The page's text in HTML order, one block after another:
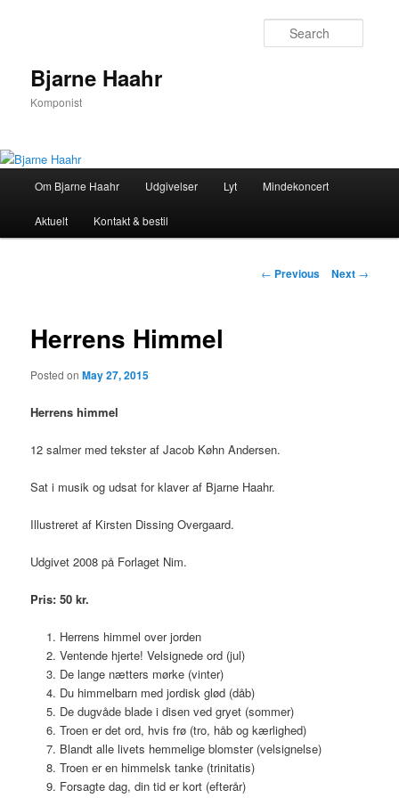
Bjarne Haahr
Komponist
Skip
to
Om Bjarne Haahr Udgivelser Lyt Mindekoncert
Aktuelt Kontakt & bestil
Post
← Previous Next →
Herrens Himmel
Posted onMay 27, 2015
Herrens himmel
12 salmer med tekster af Jacob Køhn Andersen.
Sat i musik og udsat for klaver af Bjarne Haahr.
Illustreret af Kirsten Dissing Overgaard.
Udgivet 2008 på Forlaget Nim.
Pris: 50 kr.
Herrens himmel over jorden
Ventende hjerte! Velsignede ord (jul)
De lange nætters mørke (vinter)
Du himmelbarn med jordisk glød (dåb)
De dugvåde blade i disen ved gryet (sommer)
Troen er det ord, hvis frø (tro, håb og kærlighed)
Blandt alle livets hemmelige blomster (velsignelse)
Troen er en himmelsk tanke (trinitatis)
Forsagte dag, din tid er kort (efterår)